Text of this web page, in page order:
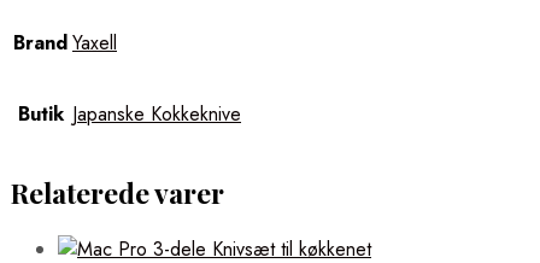
BrandYaxell
Butik Japanske Kokkeknive
Relaterede varer